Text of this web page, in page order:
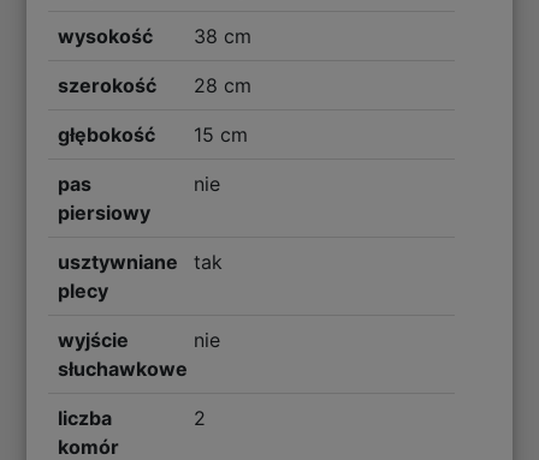
wysokość 38 cm
szerokość 28 cm
głębokość 15 cm
pas
piersiowy
nie
usztywniane
plecy
tak
wyjście
słuchawkowe
nie
liczba
komór
2